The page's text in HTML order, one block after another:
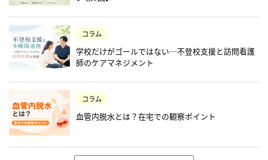
コラム
学校だけがゴールではない─不登校支援と訪問看護
師のケアマネジメント
コラム
血管内脱水とは？在宅での観察ポイント